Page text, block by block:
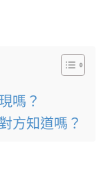
嗎？
方知道嗎？